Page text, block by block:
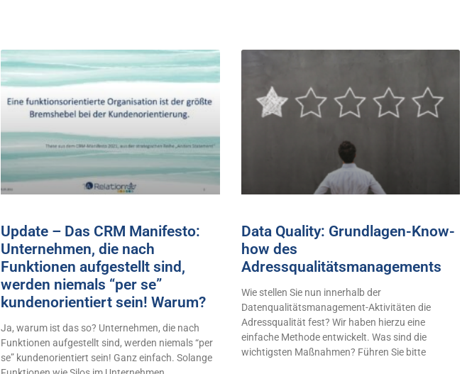
Update – Das CRM Manifesto:
Unternehmen, die nach
Funktionen aufgestellt sind,
werden niemals “per se”
kundenorientiert sein! Warum?
Ja, warum ist das so? Unternehmen, die nach
Funktionen aufgestellt sind, werden niemals “per
se” kundenorientiert sein! Ganz einfach. Solange
Data Quality: Grundlagen-Know-
how des
Adressqualitätsmanagements
Wie stellen Sie nun innerhalb der
Datenqualitätsmanagement-Aktivitäten die
Adressqualität fest? Wir haben hierzu eine
einfache Methode entwickelt. Was sind die
wichtigsten Maßnahmen? Führen Sie bitte